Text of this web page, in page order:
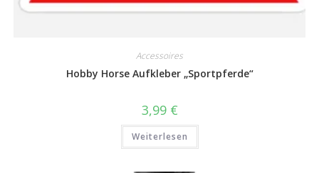
Accessoires
Hobby Horse Aufkleber „Sportpferde“
3,99 €
Weiterlesen